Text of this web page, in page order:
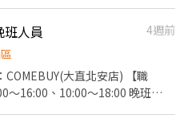
-牛丼/咖哩，並以舒適衛生的用
實親民的誠懇價格，強調食品安
我們透過每
倫比的冰淇淋體驗 1.新進學習
升訓練(時薪娛樂經理培訓課程)
，規劃員工福利讓夥伴和公司一
團保(意外險)、職災保險、退休金
班人員
4週前